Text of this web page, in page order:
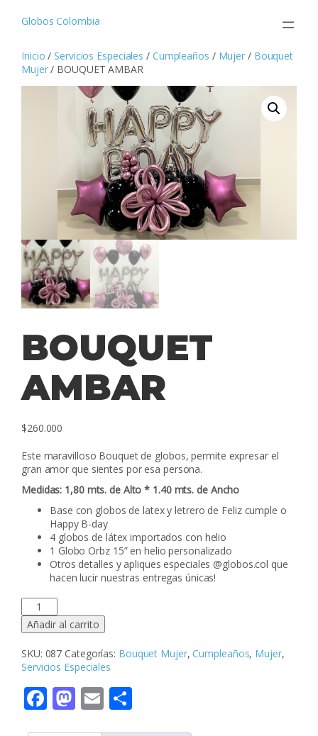
Globos Colombia
Inicio /Servicios Especiales / Cumpleaños / Mujer / Bouquet
Mujer/ BOUQUET AMBAR
BOUQUET
AMBAR
$260.000
Este maravilloso Bouquet de globos, permite expresar el
gran amor que sientes por esa persona.
Medidas: 1,80 mts. de Alto * 1.40 mts. de Ancho
Base con globos de latex y letrero de Feliz cumple o
Happy B-day
4 globos de látex importados con helio
1 Globo Orbz 15” en helio personalizado
Otros detalles y apliques especiales @globos.col que
hacen lucir nuestras entregas únicas!
BOUQUET
AMBAR
cantidad
Añadir al carrito
SKU: 087 Categorías: Bouquet Mujer,Cumpleaños, Mujer,
Servicios Especiales
Facebook
Mastodon
Email